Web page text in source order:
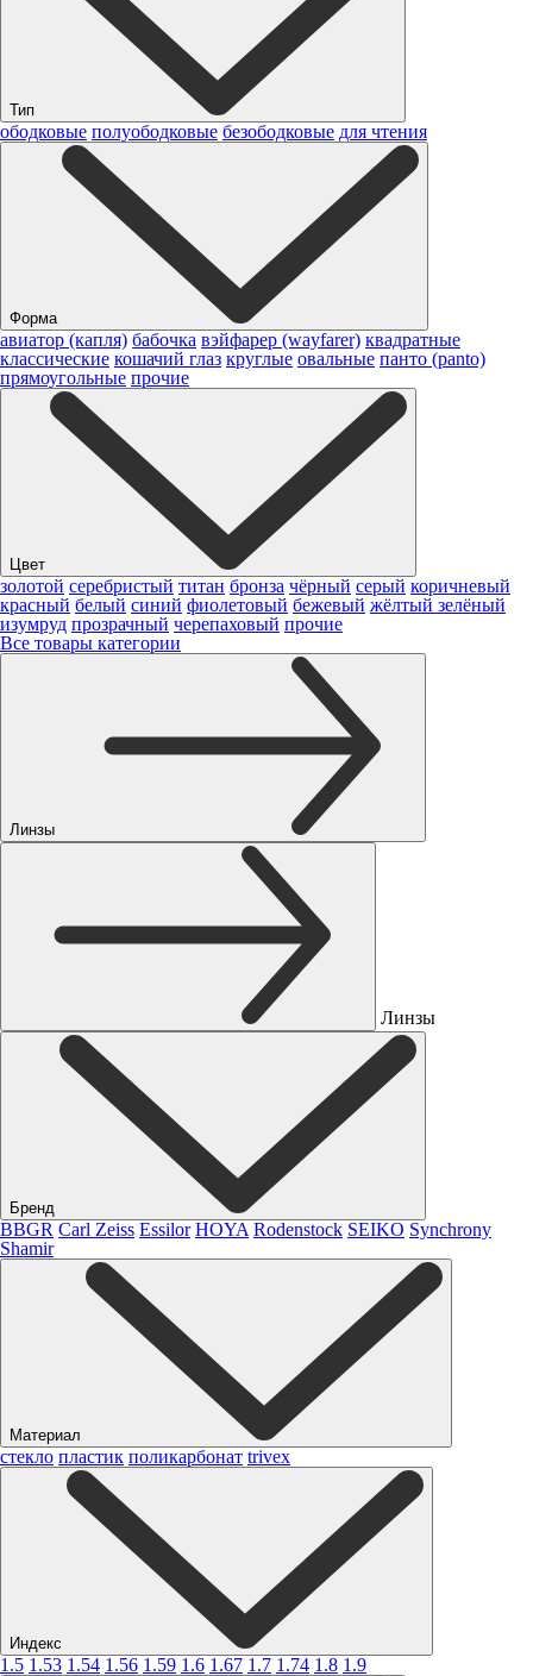
Тип
ободковые полуободковые безободковые для чтения
Форма
авиатор (капля) бабочка вэйфарер (wayfarer) квадратные
классические кошачий глаз круглые овальные панто (panto)
прямоугольные прочие
Цвет
золотой серебристый титан бронза чёрный серый коричневый
красный белый синий фиолетовый бежевый жёлтый зелёный
изумруд прозрачный черепаховый прочие
Все товары категории
Линзы
Линзы
Бренд
BBGR Carl Zeiss Essilor HOYA Rodenstock SEIKO Synchrony
Shamir
Материал
стекло пластик поликарбонат trivex
Индекс
1.5 1.53 1.54 1.56 1.59 1.6 1.67 1.7 1.74 1.8 1.9